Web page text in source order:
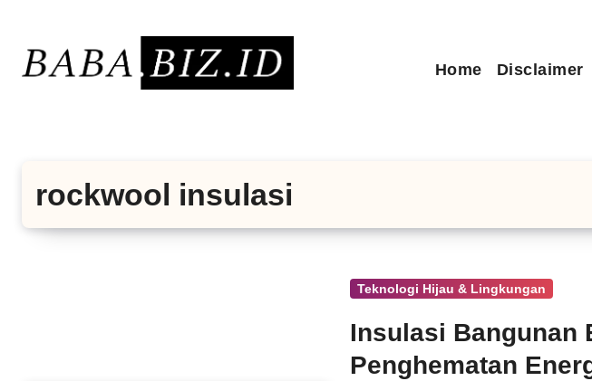
konten
Home Disclaimer
rockwool insulasi
Teknologi Hijau & Lingkungan
Insulasi Bangunan
Penghematan